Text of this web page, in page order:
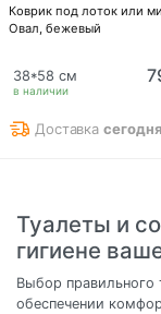
Коврик под лоток или
Овал, бежевый
в наличии
38*58 см
Доставкасегодня
Туалеты и
гигиене
Выбор правильного
обеспечении